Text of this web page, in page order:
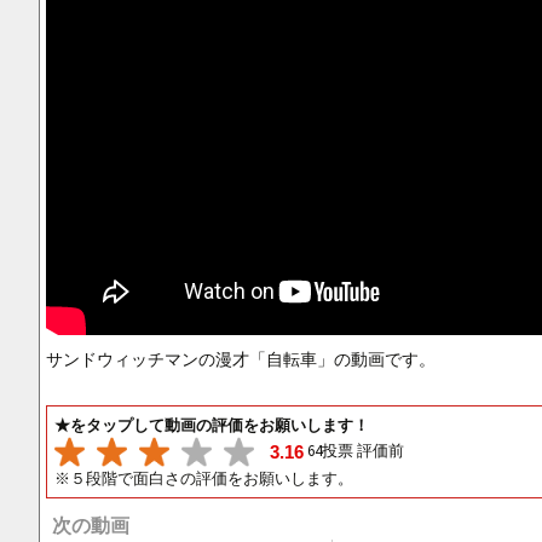
サンドウィッチマンの漫才「自転車」の動画です。
★をタップして動画の評価をお願いします！
3.1664投票 評価前
※５段階で面白さの評価をお願いします。
次の動画